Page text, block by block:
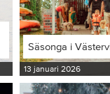
Säsonga i
13 januari 2026